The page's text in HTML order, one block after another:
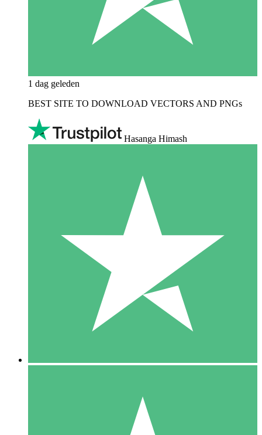
1 dag geleden
BEST SITE TO DOWNLOAD VECTORS AND PNGs
Hasanga Himash